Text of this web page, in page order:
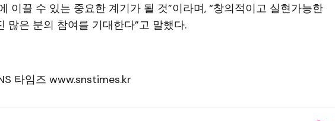
이끌 수 있는 중요한 계기가 될 것”이라며, “창의적이고 실현가능한
많은 분의 참여를 기대한다”고 말했다.
타임즈 www.snstimes.kr